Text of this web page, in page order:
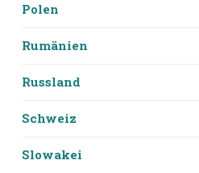
Polen
Rumänien
Russland
Schweiz
Slowakei